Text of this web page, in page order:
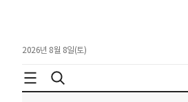
2026년 8월 8일(토)